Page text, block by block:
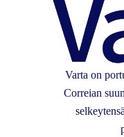
Varta on
Correian